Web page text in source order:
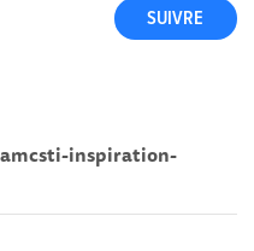
SUIVRE
inspiration-